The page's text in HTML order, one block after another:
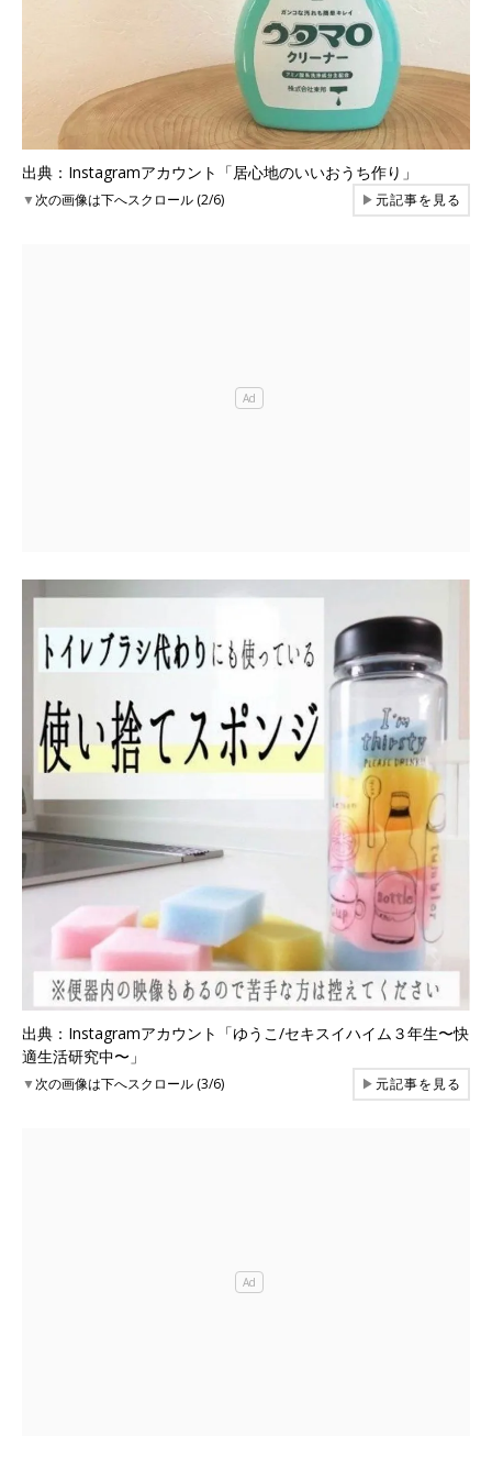
出典：Instagramアカウント「居心地のいいおうち作り」
▼次の画像は下へスクロール (2/6) ▶元記事を見る
出典：Instagramアカウント「ゆうこ/セキスイハイム３年生〜快
適生活研究中〜」
▼次の画像は下へスクロール (3/6) ▶元記事を見る